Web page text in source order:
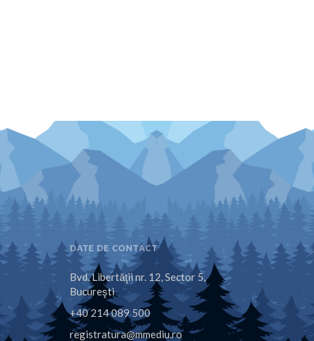
DATE DE CONTACT
Bvd. Libertăţii nr. 12, Sector 5,
Bucureşti
+40 214 089 500
registratura@mmediu.ro